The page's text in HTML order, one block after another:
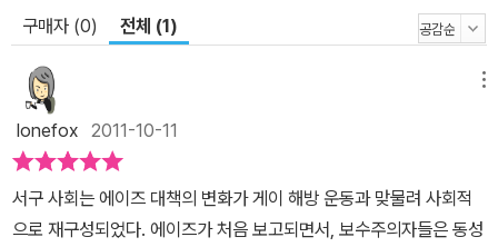
서 우리나라에서 에이즈는 대부분 성 접촉으로 인한 것이다. 따라서
과학적으로는 안전한 성 행동을 추구하면 에이즈는 크게 걱정할 문제
가 아니다. 하지만 우리는 위험한 성 행동을 한다. 또한 한국 사회도 1
990년대 이후 점차로 국제화되면서 외국인거주가 증가하고 있다. 그
중 이주노동자가 70% 이상을 차지하고 그들 대부분은 최근 HIV 감
염률이 높은 아시아 지역 출신이다. 이는 한국 사회에서 에이즈가 게
이만의 문제가 아니고 성 행동과 관련된 문제임을 보여준다. 그 실태
를 보여주기 위해 일반인, 에이즈 감염자, 남성 동성애자, 이주노동자
구매자 (0) 전체 (1)
lonefox 2011-10-11
서구 사회는 에이즈 대책의 변화가 게이 해방 운동과 맞물려 사회적
으로 재구성되었다. 에이즈가 처음 보고되면서, 보수주의자들은 동성